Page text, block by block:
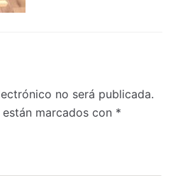
no será publicada.
marcados con *